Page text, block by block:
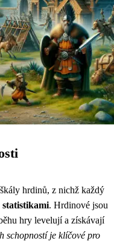
hrdinů, z nichž každý
statistikami. Hrdinové jsou
hry levelují a získávají
schopností je klíčové pro